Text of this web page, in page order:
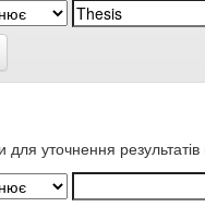
для уточнення